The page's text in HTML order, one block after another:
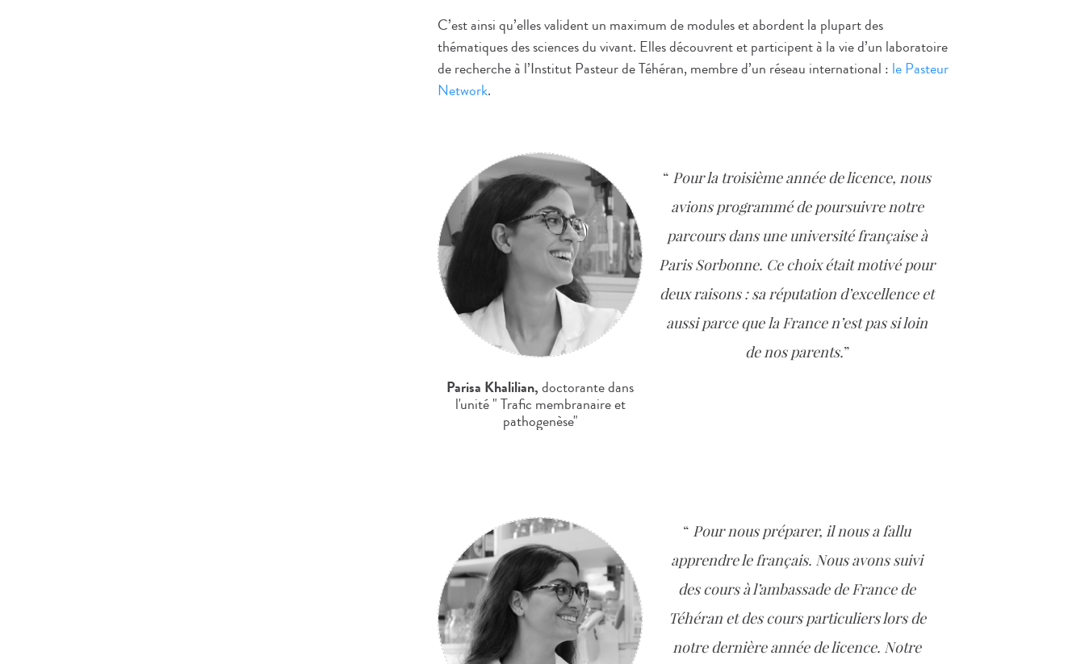
C’est ainsi qu’elles valident un maximum de modules et abordent la plupart des
thématiques des sciences du vivant. Elles découvrent et participent à la vie d’un laboratoire
de recherche à l’Institut Pasteur de Téhéran, membre d’un réseau international : le Pasteur
Network.
Parisa Khalilian,doctorante dans
l'unité " Trafic membranaire et
pathogenèse"
Pour la troisième année de licence, nous
avions programmé de poursuivre notre
parcours dans une université française à
Paris Sorbonne. Ce choix était motivé pour
deux raisons : sa réputation d’excellence et
aussi parce que la France n’est pas si loin
de nos parents.
Pour nous préparer, il nous a fallu
apprendre le français. Nous avons suivi
des cours à l’ambassade de France de
Téhéran et des cours particuliers lors de
notre dernière année de licence. Notre